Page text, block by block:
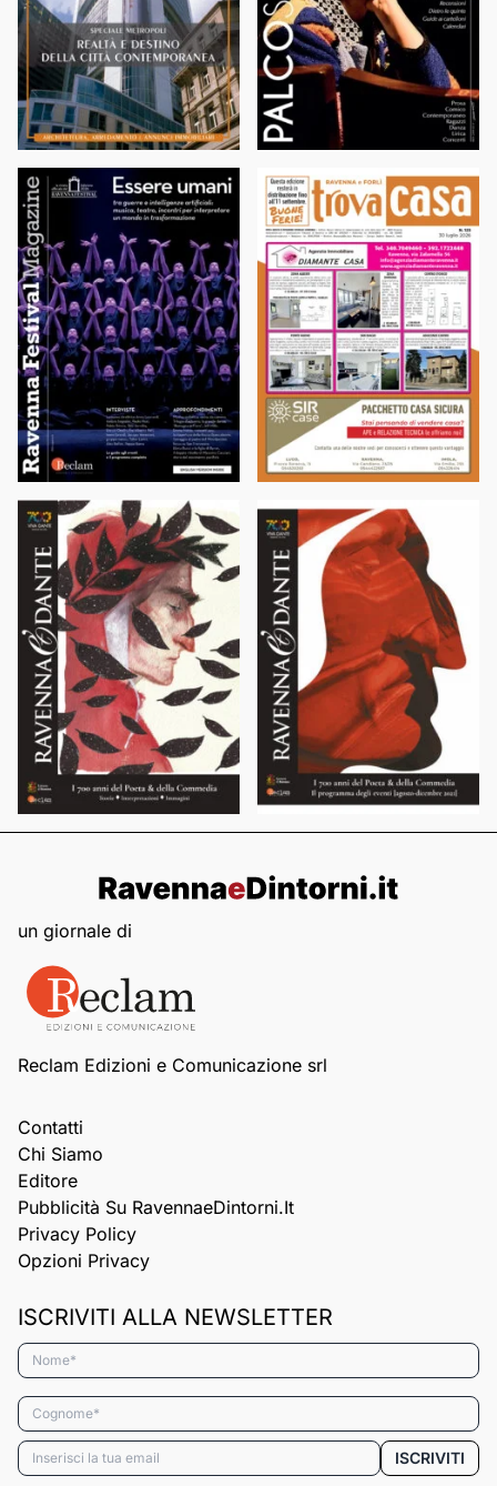
un giornale di
Reclam Edizioni e Comunicazione srl
Contatti
Chi Siamo
Editore
Pubblicità Su RavennaeDintorni.it
Privacy Policy
Opzioni Privacy
ISCRIVITI ALLA NEWSLETTER
Nome*
Cognome*
Email* ISCRIVITI